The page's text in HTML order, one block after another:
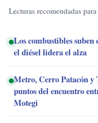
Lecturas recomendadas
Los combustibles suben
el diésel lidera el alza
Metro, Cerro Patacón
puntos del encuentro
Motegi